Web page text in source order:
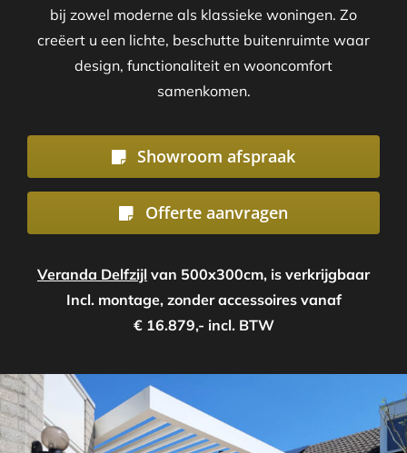
bij zowel moderne als klassieke woningen. Zo
creëert u een lichte, beschutte buitenruimte waar
design, functionaliteit en wooncomfort
samenkomen.
Showroom afspraak
Offerte aanvragen
Veranda Delfzijl van 500x300cm, is verkrijgbaar
Incl. montage, zonder accessoires vanaf
€ 16.879,- incl. BTW